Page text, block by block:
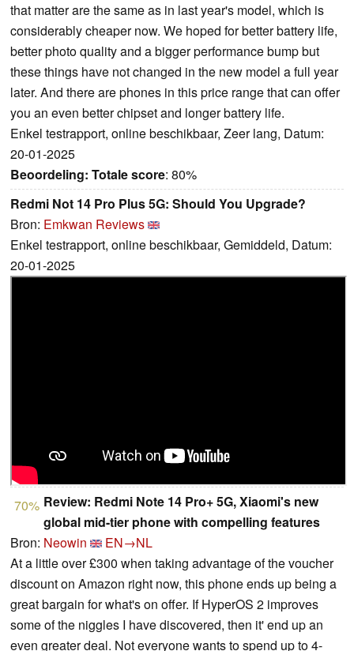
that matter are the same as in last year's model, which is
considerably cheaper now. We hoped for better battery life,
better photo quality and a bigger performance bump but
these things have not changed in the new model a full year
later. And there are phones in this price range that can offer
you an even better chipset and longer battery life.
Enkel testrapport, online beschikbaar, Zeer lang, Datum:
20-01-2025
Beoordeling: Totale score: 80%
Redmi Not 14 Pro Plus 5G: Should You Upgrade?
Bron: Emkwan Reviews
Enkel testrapport, online beschikbaar, Gemiddeld, Datum:
20-01-2025
70% Review: Redmi Note 14 Pro+ 5G, Xiaomi's new
global mid-tier phone with compelling features
Bron: Neowin
EN→NL
At a little over £300 when taking advantage of the voucher
discount on Amazon right now, this phone ends up being a
great bargain for what's on offer. If HyperOS 2 improves
some of the niggles I have discovered, then it' end up an
even greater deal. Not everyone wants to spend up to 4-